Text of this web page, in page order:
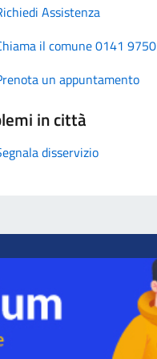
Assistenza
il comune 0141
un appuntamento
in città
disservizio